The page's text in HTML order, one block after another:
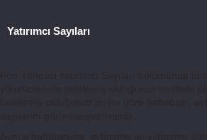
Yatırımcı Sayıları